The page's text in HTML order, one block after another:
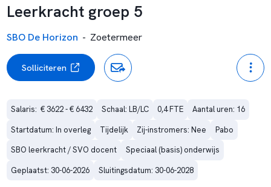
Leerkracht groep 5
SBO De Horizon - Zoetermeer
Solliciteren
Salaris:  € 3622 - € 6432 Schaal: LB/LC 0,4 FTE
Aantal uren: 16
Startdatum: In overleg
Tijdelijk Zij-instromers: Nee
Pabo
SBO leerkracht / SVO docent
Speciaal (basis) onderwijs
Geplaatst: 30-06-2026
Sluitingsdatum: 30-06-2028